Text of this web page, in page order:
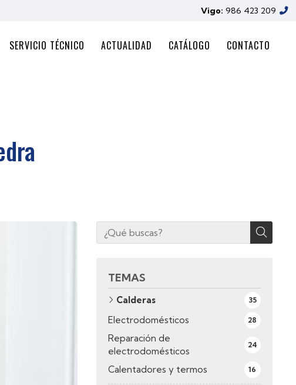
Vigo: 986 423 209
SERVICIO TÉCNICO ACTUALIDAD CATÁLOGO CONTACTO
TEMAS
Calderas 35
Electrodomésticos 28
Reparación de
electrodomésticos
24
Calentadores y termos 16